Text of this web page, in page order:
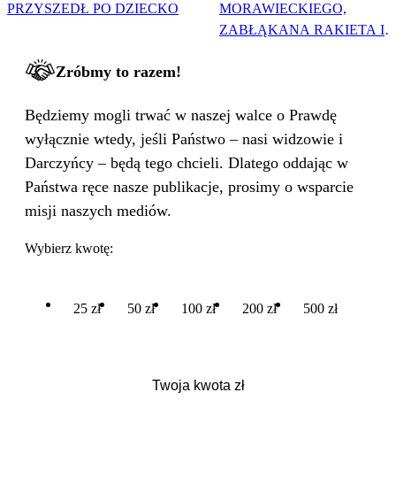
PRZYSZEDŁ PO DZIECKO
MORAWIECKIEGO,
ZABŁĄKANA RAKIETA I
Zróbmy to razem!
Będziemy mogli trwać w naszej walce o Prawdę
wyłącznie wtedy, jeśli Państwo – nasi widzowie i
Darczyńcy – będą tego chcieli. Dlatego oddając w
Państwa ręce nasze publikacje, prosimy o wsparcie
misji naszych mediów.
Wybierz kwotę:
25 zł 50 zł 100 zł 200 zł 500 zł